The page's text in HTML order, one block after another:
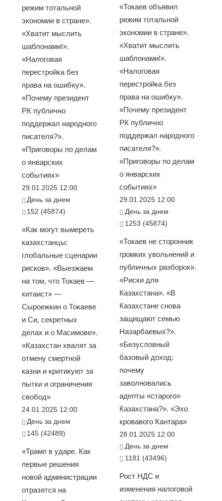
режим тотальной
экономии в стране».
«Хватит мыслить
шаблонами!».
«Налоговая
перестройка без
права на ошибку».
«Почему президент
РК публично
поддержал народного
писателя?».
«Приговоры по делам
о январских
событиях»
29.01.2025 12:00
День за днем
152 (45874)
«Как могут вымереть
казахстанцы:
глобальные сценарии
рисков». «Выезжаем
на том, что Токаев —
китаист» —
Сыроежкин о Токаеве
и Си, секретных
делах и о Масимове».
«Казахстан хвалят за
отмену смертной
казни и критикуют за
пытки и ограничения
свобод»
24.01.2025 12:00
День за днем
145 (42489)
«Трамп в ударе. Как
первые решения
новой администрации
отразятся на
«Токаев объявил
режим тотальной
экономии в стране».
«Хватит мыслить
шаблонами!».
«Налоговая
перестройка без
права на ошибку».
«Почему президент
РК публично
поддержал народного
писателя?».
«Приговоры по делам
о январских
событиях»
29.01.2025 12:00
День за днем
1253 (45874)
«Токаев не сторонник
громких увольнений и
публичных разборок».
«Риски для
Казахстана». «В
Казахстане снова
защищают семью
Назарбаевых?».
«Безусловный
базовый доход:
почему
заволновались
адепты «старого»
Казахстана?». «Эхо
кровавого Кантара»
28.01.2025 12:00
День за днем
1181 (43496)
Рост НДС и
изменения налоговой